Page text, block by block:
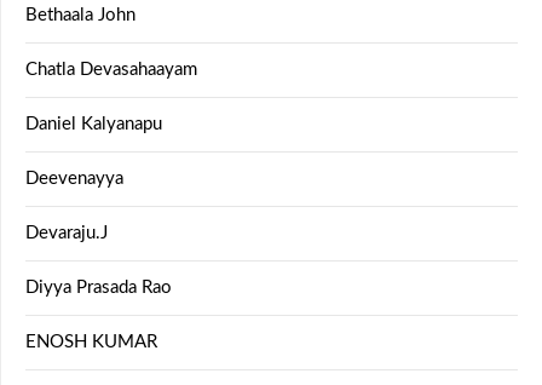
Bethaala John
Chatla Devasahaayam
Daniel Kalyanapu
Deevenayya
Devaraju.J
Diyya Prasada Rao
ENOSH KUMAR